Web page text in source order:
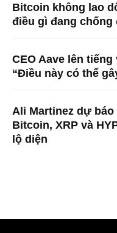
Bitcoin không lao
điều gì đang
CEO Aave lên
“Điều này có thể
Ali Martinez dự
Bitcoin, XRP và
lộ diện